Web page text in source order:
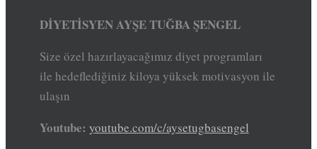
DİYETİSYEN AYŞE TUĞBA ŞENGEL
Size özel hazırlayacağımız diyet programları
ile hedeflediğiniz kiloya yüksek motivasyon ile
ulaşın
Youtube: youtube.com/c/aysetugbasengel